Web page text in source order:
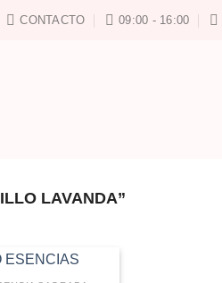
CONTACTO 09:00 - 16:00
LAVANDA”